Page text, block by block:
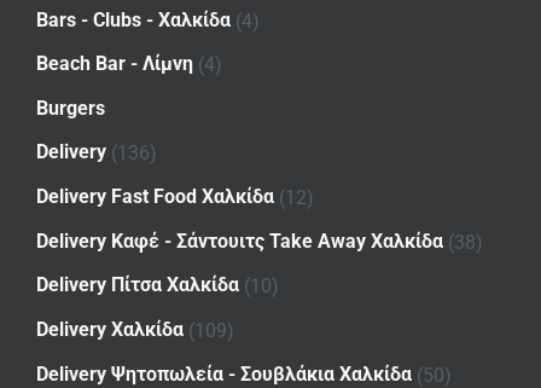
Bars - Clubs - Χαλκίδα (4)
Beach Bar - Λίμνη (4)
Burgers
Delivery (136)
Delivery Fast Food Χαλκίδα (12)
Delivery Καφέ - Σάντουιτς Take Away Χαλκίδα (38)
Delivery Πίτσα Χαλκίδα (10)
Delivery Χαλκίδα (109)
Delivery Ψητοπωλεία - Σουβλάκια Χαλκίδα (50)